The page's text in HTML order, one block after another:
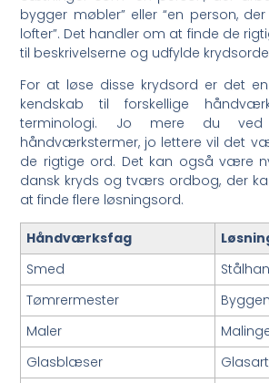
bygger møbler” eller “en person,
lofter”. Det handler om at finde de
til beskrivelserne og udfylde
For at løse disse krydsord er det
kendskab til forskellige
terminologi. Jo mere du ved
håndværkstermer, jo lettere vil det
de rigtige ord. Det kan også være
dansk kryds og tværs ordbog, der
at finde flere løsningsord.
Håndværksfag
Smed
Tømrermester
Maler
Glasblæser